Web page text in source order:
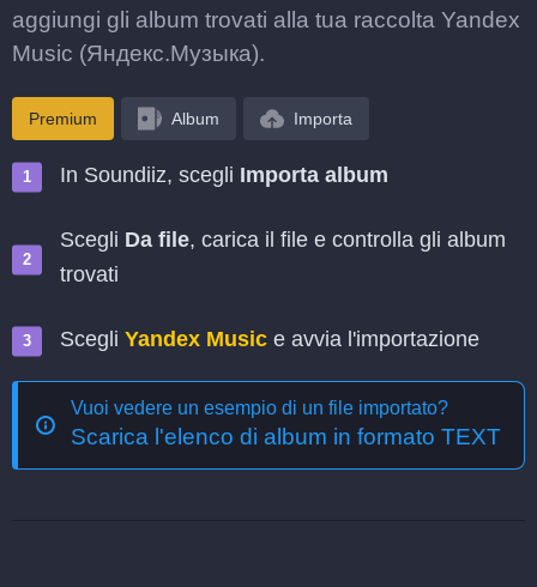
aggiungi gli album trovati alla tua raccolta Yandex
Music (Яндекс.Музыка).
Premium Album Importa
In Soundiiz, scegli Importa album
Scegli Da file, carica il file e controlla gli album
trovati
Scegli Yandex Music e avvia l'importazione
Vuoi vedere un esempio di un file importato?
Scarica l'elenco di album in formato TEXT